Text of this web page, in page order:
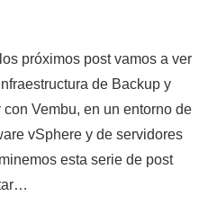
próximos post vamos a ver
de Backup y
Vembu, en un entorno de
vSphere y de servidores
esta serie de post